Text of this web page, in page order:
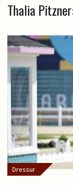
Thalia
Dressur